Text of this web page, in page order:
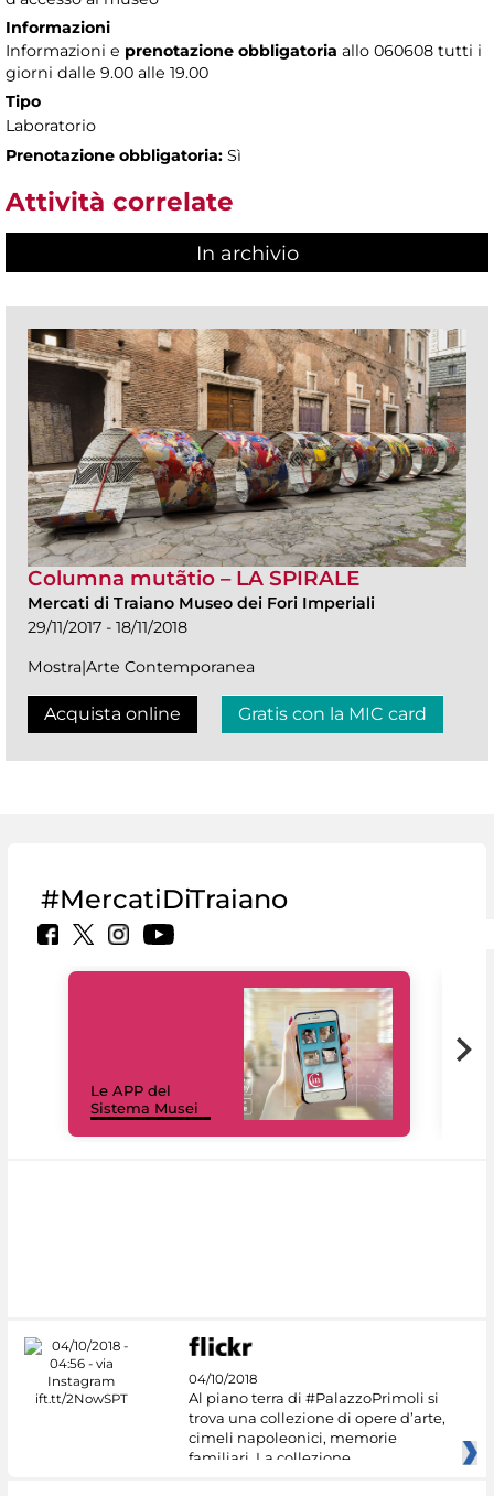
Informazioni
Informazioni e prenotazione obbligatoria allo 060608 tutti i
giorni dalle 9.00 alle 19.00
Tipo
Laboratorio
Prenotazione obbligatoria: Sì
Attività correlate
In archivio
Columna mutãtio – LA SPIRALE
Mercati di Traiano Museo dei Fori Imperiali
29/11/2017 - 18/11/2018
Mostra|Arte Contemporanea
Acquista online Gratis con la MIC card
#MercatiDiTraiano
Le APP del
Sistema Musei
04/10/2018
Al piano terra di #PalazzoPrimoli si
trova una collezione di opere d’arte,
cimeli napoleonici, memorie
familiari. La collezione